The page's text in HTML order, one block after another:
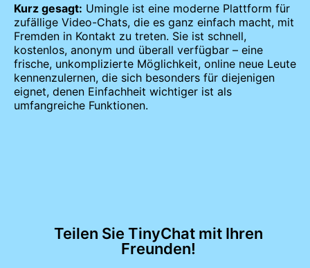
Kurz gesagt: Umingle ist eine moderne Plattform für
zufällige Video-Chats, die es ganz einfach macht, mit
Fremden in Kontakt zu treten. Sie ist schnell,
kostenlos, anonym und überall verfügbar – eine
frische, unkomplizierte Möglichkeit, online neue Leute
kennenzulernen, die sich besonders für diejenigen
eignet, denen Einfachheit wichtiger ist als
umfangreiche Funktionen.
Teilen Sie TinyChat mit Ihren
Freunden!